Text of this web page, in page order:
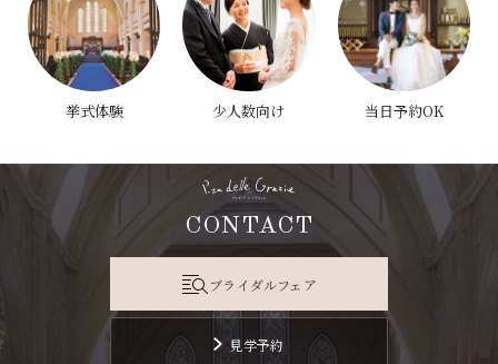
挙式体験 少人数向け 当日予約OK
CONTACT
ブライダルフェア
見学予約